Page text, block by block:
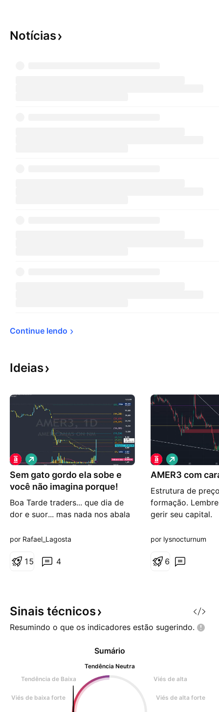
Notícias
Continue lendo
Ideias
Sem gato gordo ela sobe e
você não imagina porque!
Boa Tarde traders... que dia de
dor e suor... mas nada nos abala
forjados a fazer!!! vem comigo...
Movimento Recente O gráfico
houve uma forte movi
V
i
é
s
d
e
a
l
por Rafael_Lagosta
4
1 5
AMER3 com
Estrutura de
formação.
gerir seu capital.
V
i
é
d
a
l
por lysnocturnum
6
Sinais técnicos
Resumindo o que os indicadores estão sugerindo.
Sumário
Tendência Neutra
Tendência de Baixa
Viés de alta
Viés de baixa forte Viés de alta forte